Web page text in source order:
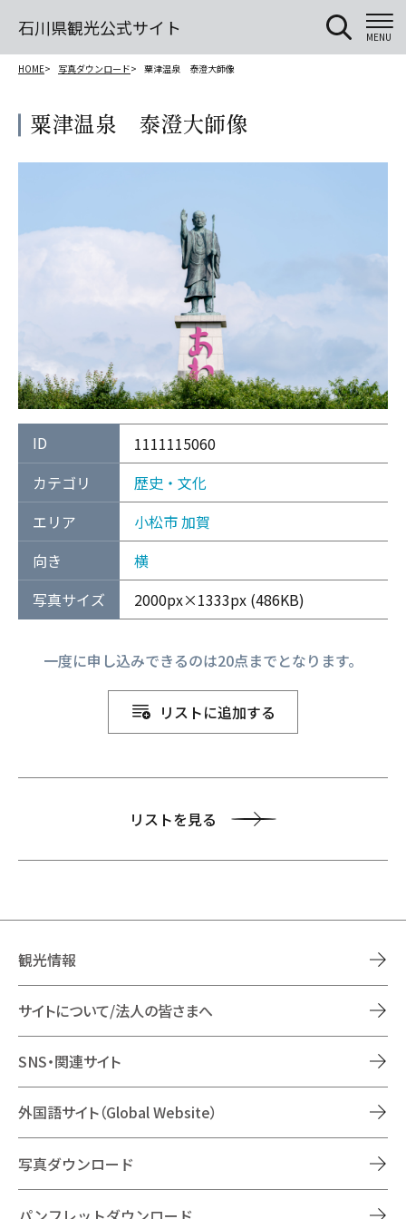
石川県観光公式サイト MENU
HOME 写真ダウンロード 粟津温泉 泰澄大師像
粟津温泉 泰澄大師像
ID
1111115060
カテゴリ
歴史・文化
エリア
小松市加賀
向き
横
写真サイズ
2000px×1333px (486KB)
一度に申し込みできるのは20点までとなります。
リストに追加する
リストを見る
観光情報
サイトについて/法人の皆さまへ
SNS・関連サイト
外国語サイト（Global Website）
写真ダウンロード